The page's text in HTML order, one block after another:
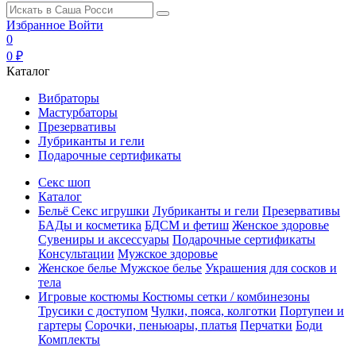
Избранное Войти
0
0 ₽
Каталог
Вибраторы
Мастурбаторы
Презервативы
Лубриканты и гели
Подарочные сертификаты
Секс шоп
Каталог
Бельё Секс игрушки Лубриканты и гели Презервативы
БАДы и косметика БДСМ и фетиш Женское здоровье
Сувениры и аксессуары Подарочные сертификаты
Консультации Мужское здоровье
Женское белье Мужское белье Украшения для сосков и
тела
Игровые костюмы Костюмы сетки / комбинезоны
Трусики с доступом Чулки, пояса, колготки Портупеи и
гартеры Сорочки, пеньюары, платья Перчатки Боди
Комплекты